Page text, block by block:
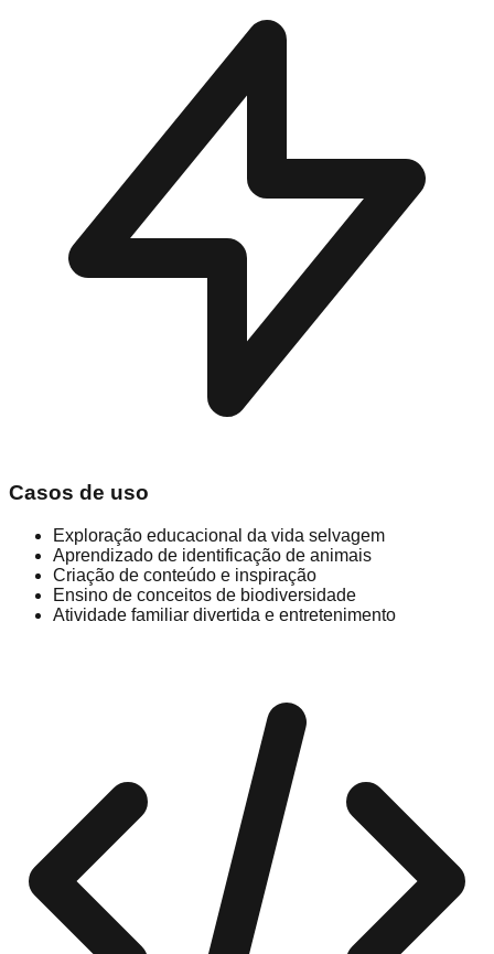
Casos de uso
Exploração educacional da vida selvagem
Aprendizado de identificação de animais
Criação de conteúdo e inspiração
Ensino de conceitos de biodiversidade
Atividade familiar divertida e entretenimento